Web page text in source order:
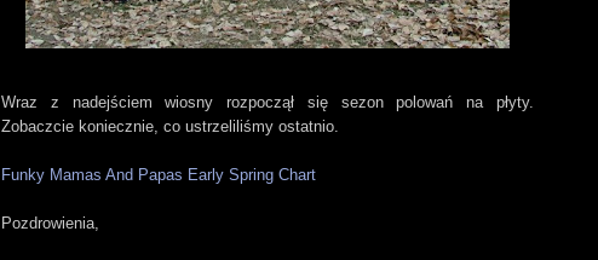
Wraz z nadejściem wiosny rozpoczął się sezon polowań na płyty.
Zobaczcie koniecznie, co ustrzeliliśmy ostatnio.
Funky Mamas And Papas Early Spring Chart
Pozdrowienia,